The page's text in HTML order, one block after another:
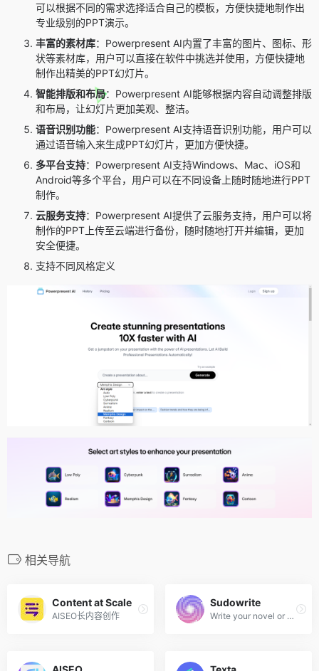
可以根据不同的需求选择适合自己的模板，方便快捷地制作出
专业级别的PPT演示。
丰富的素材库：Powerpresent AI内置了丰富的图片、图标、形
状等素材库，用户可以直接在软件中挑选并使用，方便快捷地
制作出精美的PPT幻灯片。
智能排版和布局：Powerpresent AI能够根据内容自动调整排版
和布局，让幻灯片更加美观、整洁。
语音识别功能：Powerpresent AI支持语音识别功能，用户可以
通过语音输入来生成PPT幻灯片，更加方便快捷。
多平台支持：Powerpresent AI支持Windows、Mac、iOS和
Android等多个平台，用户可以在不同设备上随时随地进行PPT
制作。
云服务支持：Powerpresent AI提供了云服务支持，用户可以将
制作的PPT上传至云端进行备份，随时随地打开并编辑，更加
安全便捷。
支持不同风格定义
相关导航
Content at Scale
AISEO长内容创作
Sudowrite
Write your novel or screenplay faster with best AI writing tool